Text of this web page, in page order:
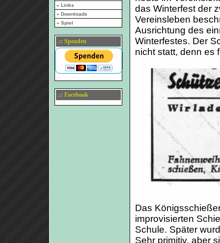
» Links
» Downloads
» Spiel
.:: Spenden
.:: Facebook
das Winterfest der
Vereinsleben
Ausrichtung des
Winterfestes. Der
nicht statt, denn es
Das
improvisierten
Schule. Später
Sehr primitiv, aber